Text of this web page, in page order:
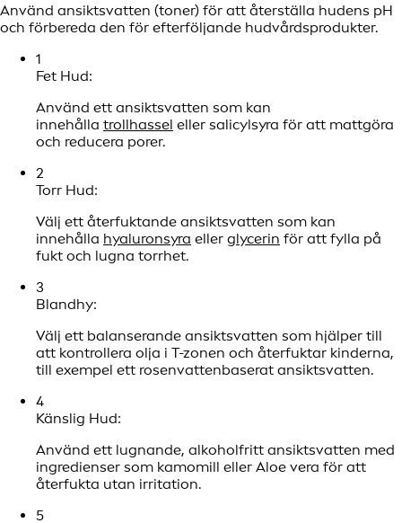
Använd ansiktsvatten (toner) för att återställa hudens pH
och förbereda den för efterföljande hudvårdsprodukter.
1
Fet Hud:
Använd ett ansiktsvatten som kan
innehålla trollhassel eller salicylsyra för att mattgöra
och reducera porer.
2
Torr Hud:
Välj ett återfuktande ansiktsvatten som kan
innehålla hyaluronsyra eller glycerin för att fylla på
fukt och lugna torrhet.
3
Blandhy:
Välj ett balanserande ansiktsvatten som hjälper till
att kontrollera olja i T-zonen och återfuktar kinderna,
till exempel ett rosenvattenbaserat ansiktsvatten.
4
Känslig Hud:
Använd ett lugnande, alkoholfritt ansiktsvatten med
ingredienser som kamomill eller Aloe vera för att
återfukta utan irritation.
5